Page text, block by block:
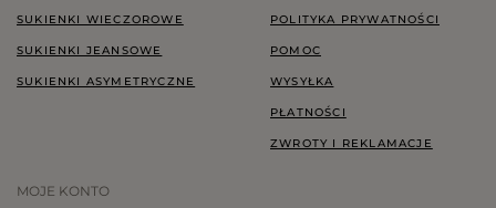
SUKIENKI WIECZOROWE
SUKIENKI JEANSOWE
SUKIENKI ASYMETRYCZNE
POLITYKA PRYWATNOŚCI
POMOC
WYSYŁKA
PŁATNOŚCI
ZWROTY I REKLAMACJE
MOJE KONTO